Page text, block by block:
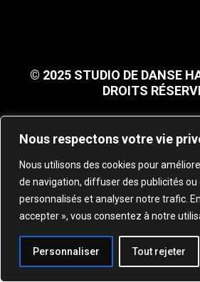
Nous respectons votre vie
Nous utilisons des cookies pour
de navigation, diffuser des publicités ou
personnalisés et analyser notre trafic.
accepter », vous consentez à notre
Personnaliser Tout rejeter
© 2025 STUDIO DE DANSE
DROITS